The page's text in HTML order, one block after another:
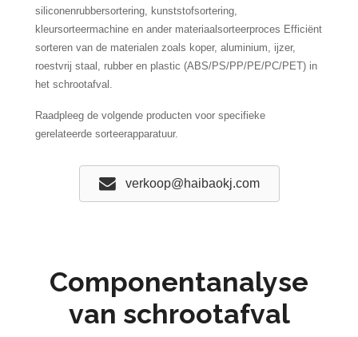
siliconenrubbersortering, kunststofsortering,
kleursorteermachine en ander materiaalsorteerproces Efficiënt
sorteren van de materialen zoals koper, aluminium, ijzer,
roestvrij staal, rubber en plastic (ABS/PS/PP/PE/PC/PET) in
het schrootafval.
Raadpleeg de volgende producten voor specifieke
gerelateerde sorteerapparatuur.
verkoop@haibaokj.com
Componentanalyse
van schrootafval